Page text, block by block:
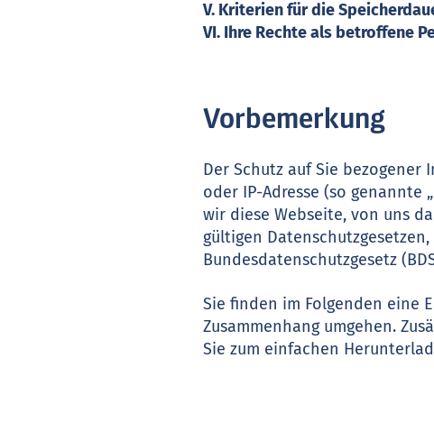
V. Kriterien für die
VI. Ihre Rechte als betroffene
Vorbemerkung
Der Schutz auf Sie
oder IP-Adresse (so genannte
wir diese Webseite, von uns
gültigen
Bundesdatenschutzgesetz
Sie finden im Folgenden eine
Zusammenhang umgehen.
Sie zum einfachen